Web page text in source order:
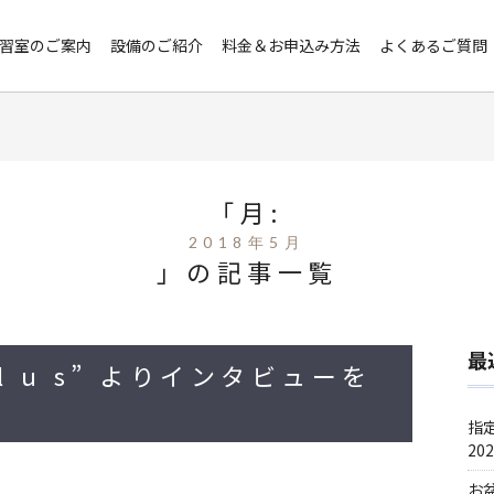
室のご案内 設備のご紹介 料金＆お申込み方法 よくあるご質問
「月:
2018年5月
」の記事一覧
s” よりインタビューを 最
指
お